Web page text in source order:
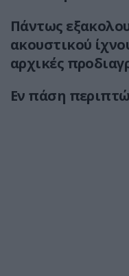
Πάντως
ακουστικού
αρχικές
Εν πάση